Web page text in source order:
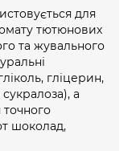
для
тютюнових
та жувального
гліцерин,
а
шоколад,